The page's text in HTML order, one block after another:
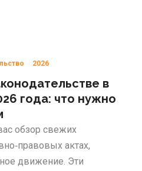
2026
в
года: что нужно
обзор свежих
актах,
движение. Эти